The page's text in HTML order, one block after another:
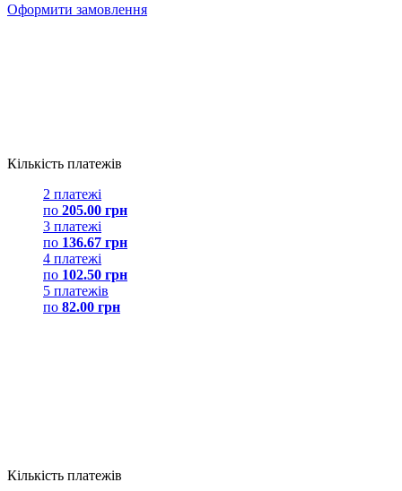
Оформити замовлення
Кількість платежів
2 платежі
по 205.00 грн
3 платежі
по 136.67 грн
4 платежі
по 102.50 грн
5 платежів
по 82.00 грн
Кількість платежів